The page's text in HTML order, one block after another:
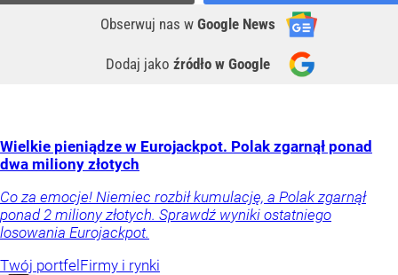
Obserwuj nas w Google News
Dodaj jako źródło w Google
Wielkie pieniądze w Eurojackpot. Polak zgarnął ponad
dwa miliony złotych
Co za emocje! Niemiec rozbił kumulację, a Polak zgarnął
ponad 2 miliony złotych. Sprawdź wyniki ostatniego
losowania Eurojackpot.
Twój portfelFirmy i rynki